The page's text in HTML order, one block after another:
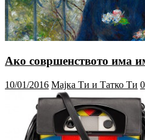
Ако совршенството има
10/01/2016 Мајка Ти и Татко Ти 0